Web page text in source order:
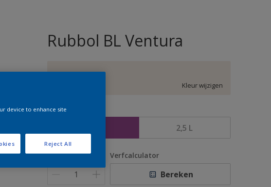
Rubbol BL Ventura
EN.02.90
Kleur wijzigen
Grootte
2,5 L
Aantal Verfcalculator
Bereken
device to enhance site
Reject All